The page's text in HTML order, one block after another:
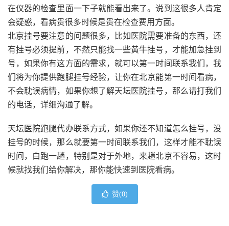
在仪器的检查里面一下子就能看出来了。说到这很多人肯定
会疑惑，看病贵很多时候是贵在检查费用方面。
北京挂号要注意的问题很多，比如医院需要准备的东西，还
有挂号必须提前，不然只能找一些黄牛挂号，才能加急挂到
号，如果你有这方面的需求，就可以第一时间联系我们，我
们将为你提供跑腿挂号经验，让你在北京能第一时间看病，
不会耽误病情，如果你想了解天坛医院挂号，那么请打我们
的电话，详细沟通了解。
天坛医院跑腿代办联系方式，如果你还不知道怎么挂号，没
挂号的时候，那么就要第一时间联系我们，这样才能不耽误
时间，白跑一趟，特别是对于外地，来趟北京不容易，这时
候就找我们给你解决，那你能快速到医院看病。
赞(0)